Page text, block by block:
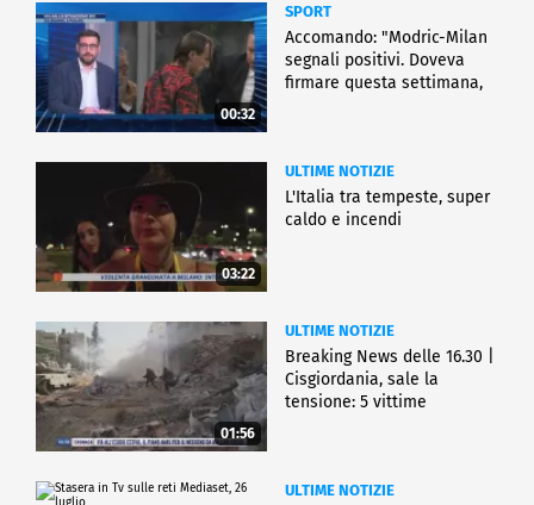
00:32
SPORT
Accomando: "Modric-Milan
segnali positivi. Doveva
firmare questa settimana,
03:22
ULTIME NOTIZIE
L'Italia tra tempeste, super
caldo e incendi
01:56
ULTIME NOTIZIE
Breaking News delle 16.30 |
Cisgiordania, sale la
tensione: 5 vittime
ULTIME NOTIZIE